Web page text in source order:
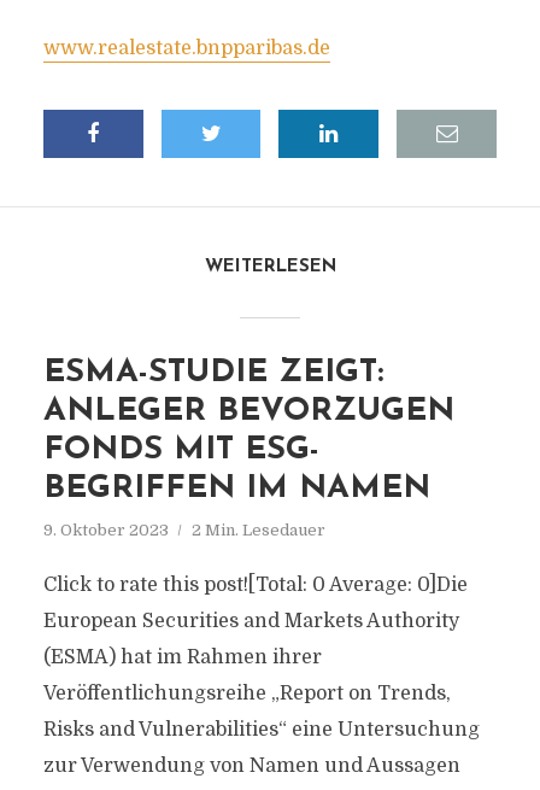
www.realestate.bnpparibas.de
WEITERLESEN
ESMA-STUDIE ZEIGT:
ANLEGER BEVORZUGEN
FONDS MIT ESG-
BEGRIFFEN IM NAMEN
9. Oktober 2023 2 Min. Lesedauer
Click to rate this post![Total: 0 Average: 0]Die
European Securities and Markets Authority
(ESMA) hat im Rahmen ihrer
Veröffentlichungsreihe „Report on Trends,
Risks and Vulnerabilities“ eine Untersuchung
zur Verwendung von Namen und Aussagen